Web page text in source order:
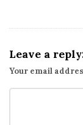
Leave a
Your email